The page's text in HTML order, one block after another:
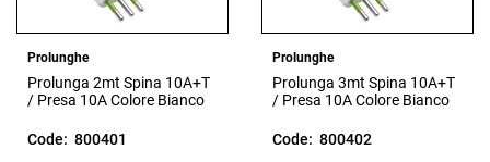
Prolunghe
Prolunga 2mt Spina 10A+T
/ Presa 10A Colore Bianco
Code: 800401
Prolunghe
Prolunga 3mt Spina 10A+T
/ Presa 10A Colore Bianco
Code: 800402